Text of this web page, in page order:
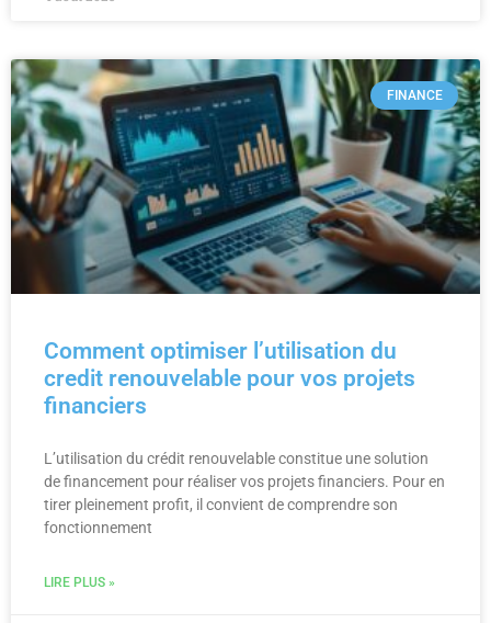
FINANCE
Comment optimiser l’utilisation du
credit renouvelable pour vos projets
financiers
L’utilisation du crédit renouvelable constitue une solution
de financement pour réaliser vos projets financiers. Pour en
tirer pleinement profit, il convient de comprendre son
fonctionnement
LIRE PLUS »